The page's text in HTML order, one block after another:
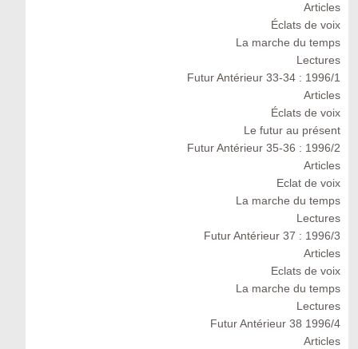
Articles
Éclats de voix
La marche du temps
Lectures
Futur Antérieur 33-34 : 1996/1
Articles
Éclats de voix
Le futur au présent
Futur Antérieur 35-36 : 1996/2
Articles
Eclat de voix
La marche du temps
Lectures
Futur Antérieur 37 : 1996/3
Articles
Eclats de voix
La marche du temps
Lectures
Futur Antérieur 38 1996/4
Articles